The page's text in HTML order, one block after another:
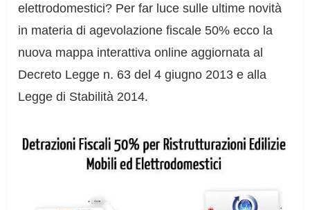
elettrodomestici? Per far luce sulle ultime novità
in materia di agevolazione fiscale 50% ecco la
nuova mappa interattiva online aggiornata al
Decreto Legge n. 63 del 4 giugno 2013 e alla
Legge di Stabilità 2014.